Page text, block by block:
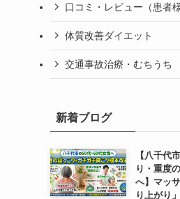
口コミ・レビュー（患者
体質改善ダイエット
交通事故治療・むちうち
新着ブログ
【八千代
り・重度
へ】マッ
り上がり